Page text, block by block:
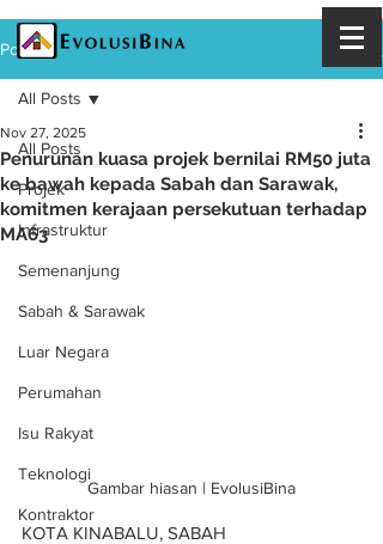
Post
All Posts
Projek
Infrastruktur
Semenanjung
Sabah & Sarawak
Luar Negara
Perumahan
Isu Rakyat
Teknologi
Kontraktor
All Posts
Penurunan kuasa projek bernilai RM50 juta
ke bawah kepada Sabah dan Sarawak,
komitmen kerajaan persekutuan terhadap
MA63
Nov 27, 2025
Gambar hiasan | EvolusiBina
KOTA KINABALU, SABAH